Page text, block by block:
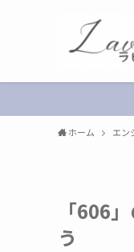
ホーム エン
「606
う